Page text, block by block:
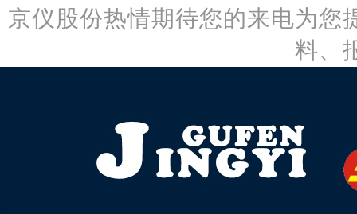
京仪股份热情期待您的来电为您
料、